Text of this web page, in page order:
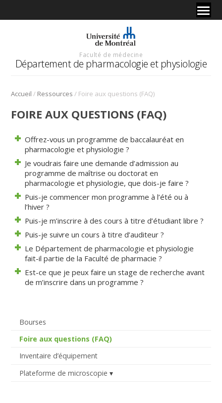
Faculté de médecine
Département de pharmacologie et physiologie
Accueil / Ressources / Foire aux questions (FAQ)
Bourses
Foire aux questions (FAQ)
Inventaire d’équipement
Plateforme de microscopie
FOIRE AUX QUESTIONS (FAQ)
Offrez-vous un programme de baccalauréat en
pharmacologie et physiologie ?
Je voudrais faire une demande d’admission au
programme de maîtrise ou doctorat en
pharmacologie et physiologie, que dois-je faire ?
Puis-je commencer mon programme à l’été ou à
l’hiver ?
Puis-je m’inscrire à des cours à titre d’étudiant libre ?
Puis-je suivre un cours à titre d’auditeur ?
Le Département de pharmacologie et physiologie
fait-il partie de la Faculté de pharmacie ?
Est-ce que je peux faire un stage de recherche avant
de m’inscrire dans un programme ?